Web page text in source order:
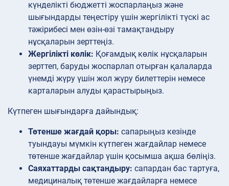
күнделікті бюджетті жоспарлаңыз және
шығындарды теңестіру үшін жергілікті түскі ас
тәжірибесі мен өзін-өзі тамақтандыру
нұсқаларын зерттеңіз.
Жергілікті көлік: Қоғамдық көлік нұсқаларын
зерттеп, баруды жоспарлап отырған қалаларда
үнемді жүру үшін жол жүру билеттерін немесе
карталарын алуды қарастырыңыз.
Күтпеген шығындарға дайындық:
Төтенше жағдай қоры: сапарыңыз кезінде
туындауы мүмкін күтпеген жағдайлар немесе
төтенше жағдайлар үшін қосымша ақша бөліңіз.
Саяхаттарды сақтандыру: сапардан бас тартуға,
медициналық төтенше жағдайларға немесе